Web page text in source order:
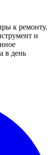
к ремонту.
и
в день